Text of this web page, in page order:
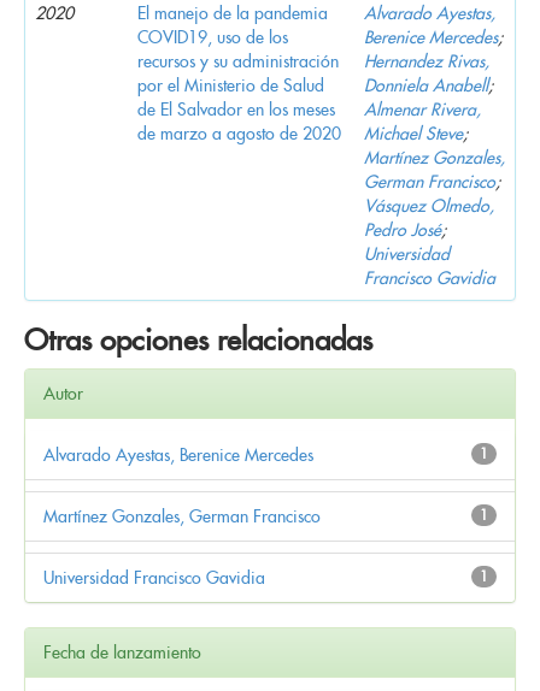
2020
El manejo de la pandemia
COVID19, uso de los
recursos y su administración
por el Ministerio de Salud
de El Salvador en los meses
de marzo a agosto de 2020
Alvarado Ayestas,
Berenice Mercedes;
Hernandez Rivas,
Donniela Anabell;
Almenar Rivera,
Michael Steve;
Martínez Gonzales,
German Francisco;
Vásquez Olmedo,
Pedro José;
Universidad
Francisco Gavidia
Otras opciones relacionadas
Autor
1
Alvarado Ayestas, Berenice Mercedes
1
Martínez Gonzales, German Francisco
1
Universidad Francisco Gavidia
Fecha de lanzamiento